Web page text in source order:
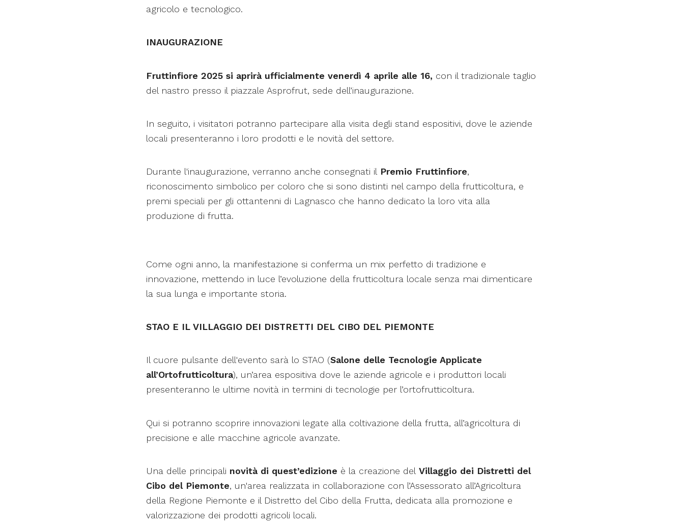
agricolo e tecnologico.
INAUGURAZIONE
Fruttinfiore 2025 si aprirà ufficialmente venerdì 4 aprile alle 16, con il tradizionale taglio
del nastro presso il piazzale Asprofrut, sede dell’inaugurazione.
In seguito, i visitatori potranno partecipare alla visita degli stand espositivi, dove le aziende
locali presenteranno i loro prodotti e le novità del settore.
Durante l'inaugurazione, verranno anche consegnati il Premio Fruttinfiore,
riconoscimento simbolico per coloro che si sono distinti nel campo della frutticoltura, e
premi speciali per gli ottantenni di Lagnasco che hanno dedicato la loro vita alla
produzione di frutta.
Come ogni anno, la manifestazione si conferma un mix perfetto di tradizione e
innovazione, mettendo in luce l’evoluzione della frutticoltura locale senza mai dimenticare
la sua lunga e importante storia.
STAO E IL VILLAGGIO DEI DISTRETTI DEL CIBO DEL PIEMONTE
Il cuore pulsante dell'evento sarà lo STAO (Salone delle Tecnologie Applicate
all’Ortofrutticoltura), un’area espositiva dove le aziende agricole e i produttori locali
presenteranno le ultime novità in termini di tecnologie per l’ortofrutticoltura.
Qui si potranno scoprire innovazioni legate alla coltivazione della frutta, all’agricoltura di
precisione e alle macchine agricole avanzate.
Una delle principali novità di quest’edizione è la creazione del Villaggio dei Distretti del
Cibo del Piemonte, un'area realizzata in collaborazione con l’Assessorato all’Agricoltura
della Regione Piemonte e il Distretto del Cibo della Frutta, dedicata alla promozione e
valorizzazione dei prodotti agricoli locali.